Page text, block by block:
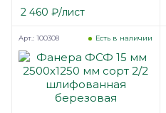
2 460 ₽/лист
Есть в наличии
Арт.: 100308